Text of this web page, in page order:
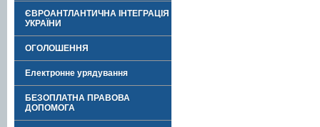
ЄВРОАНТЛАНТИЧНА ІНТЕГРАЦІЯ
УКРАЇНИ
ОГОЛОШЕННЯ
Електронне урядування
БЕЗОПЛАТНА ПРАВОВА
ДОПОМОГА